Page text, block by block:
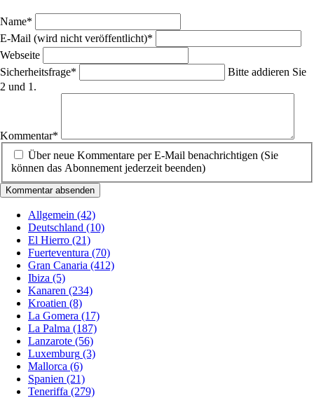
Pflichtfeld
Name*
Pflichtfeld
E-Mail (wird nicht veröffentlicht)*
Webseite
Pflichtfeld
Sicherheitsfrage*
Bitte addieren Sie
2 und 1.
Kommentar*
Über neue Kommentare per E-Mail benachrichtigen (Sie
können das Abonnement jederzeit beenden)
Kommentar absenden
Allgemein (42)
Deutschland (10)
El Hierro (21)
Fuerteventura (70)
Gran Canaria (412)
Ibiza (5)
Kanaren (234)
Kroatien (8)
La Gomera (17)
La Palma (187)
Lanzarote (56)
Luxemburg (3)
Mallorca (6)
Spanien (21)
Teneriffa (279)